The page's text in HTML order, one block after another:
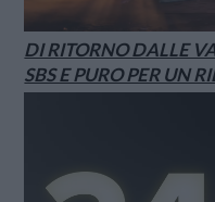
DI RITORNO DALLE
SBS E PURO PER UN